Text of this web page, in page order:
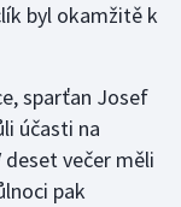
byl okamžitě k
sparťan Josef
účasti na
deset večer měli
pak